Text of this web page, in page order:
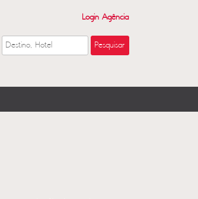
Login Agência